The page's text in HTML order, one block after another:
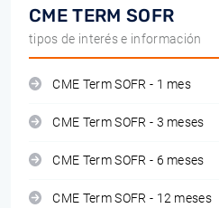
CME TERM SOFR
tipos de interés e información
CME Term SOFR - 1 mes
CME Term SOFR - 3 meses
CME Term SOFR - 6 meses
CME Term SOFR - 12 meses